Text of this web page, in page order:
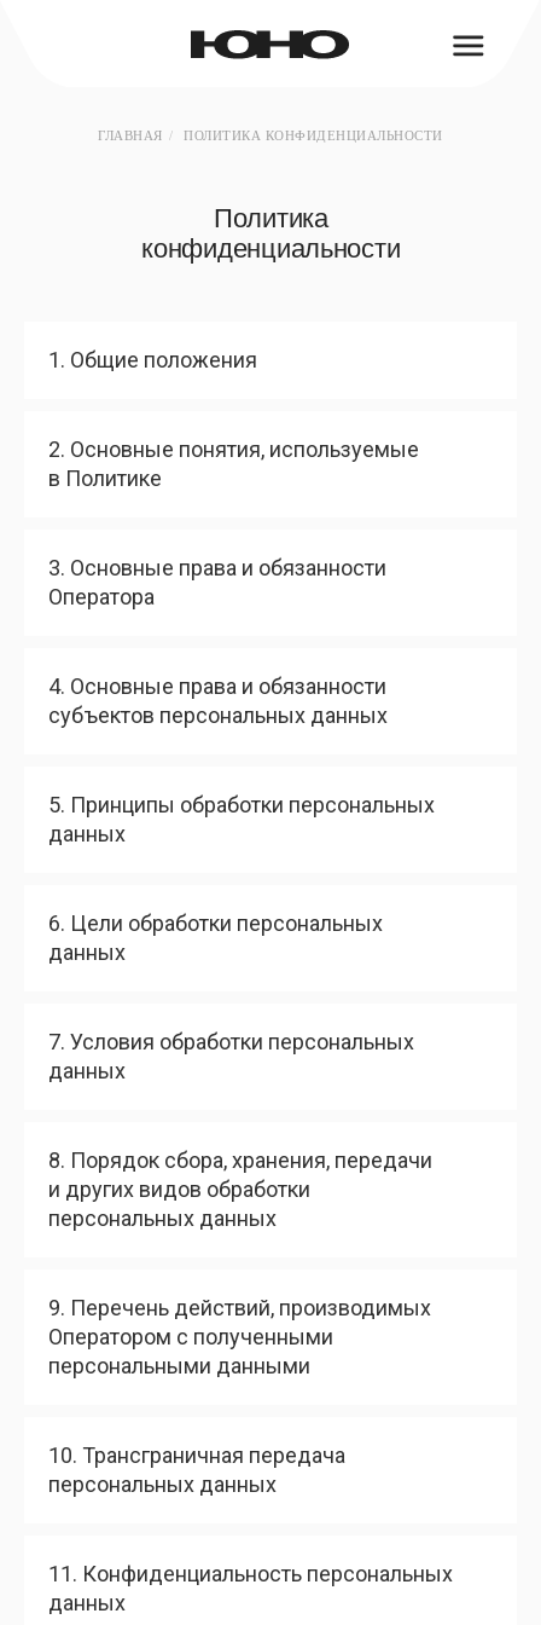
ГЛАВНАЯ / ПОЛИТИКА КОНФИДЕНЦИАЛЬНОСТИ
1. Общие положения
2. Основные понятия, используемые
в Политике
3. Основные права и обязанности
Оператора
4. Основные права и обязанности
субъектов персональных данных
5. Принципы обработки персональных
данных
6. Цели обработки персональных
данных
7. Условия обработки персональных
данных
8. Порядок сбора, хранения, передачи
и других видов обработки
персональных данных
9. Перечень действий, производимых
Оператором с полученными
персональными данными
10. Трансграничная передача
персональных данных
11. Конфиденциальность персональных
данных
behance